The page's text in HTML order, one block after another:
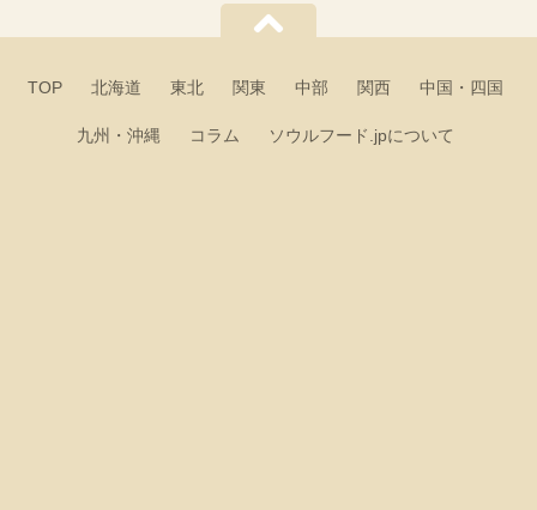
TOP 北海道 東北 関東 中部 関西 中国・四国
九州・沖縄 コラム ソウルフード.jpについて